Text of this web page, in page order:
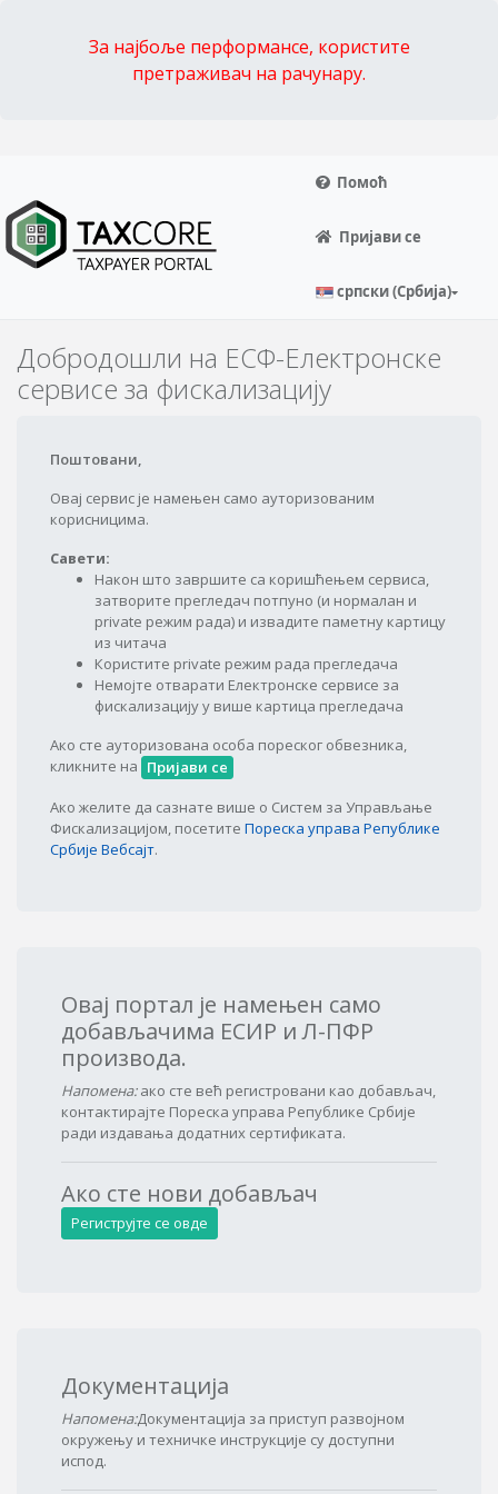
За најбоље перформансе, користите
претраживач на рачунару.
Помоћ
Пријави се
српски (Србија)
Добродошли на ЕСФ-Електронске
сервисе за фискализацију
Поштовани,
Овај сервис је намењен само ауторизованим
корисницима.
Савети:
Након што завршите са коришћењем сервиса,
затворите прегледач потпуно (и нормалан и
private режим рада) и извадите паметну картицу
из читача
Користите private режим рада прегледача
Немојте отварати Електронске сервисе за
фискализацију у више картица прегледача
Ако сте ауторизована особа пореског обвезника,
кликните на Пријави се
Ако желите да сазнате више о Систем за Управљање
Фискализацијом, посетите Пореска управа Републике
Србије Вебсајт.
Овај портал је намењен само
добављачима ЕСИР и Л-ПФР
производа.
Напомена:ако сте већ регистровани као добављач,
контактирајте Пореска управа Републике Србије
ради издавања додатних сертификата.
Ако сте нови добављач
Региструјте се овде
Документација
Напомена:Документација за приступ развојном
окружењу и техничке инструкције су доступни
испод.